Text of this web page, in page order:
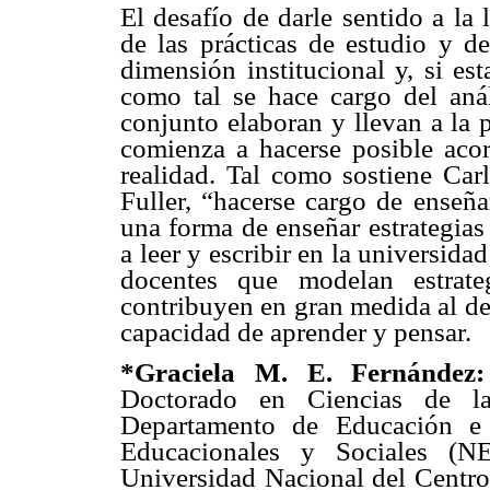
El desafío de darle sentido a la
de las prácticas de estudio y
dimensión institucional y, si
como tal se hace cargo del
conjunto elaboran y llevan a la
comienza a hacerse posible
realidad. Tal como sostiene
Fuller, “hacerse cargo de
una forma de enseñar
a leer y escribir en la
docentes que modelan
contribuyen en gran medida al
capacidad de aprender y pensar.
*Graciela M. E. Fernández:
Doctorado en Ciencias de
Departamento de Educación
Educacionales y Sociales
Universidad Nacional del